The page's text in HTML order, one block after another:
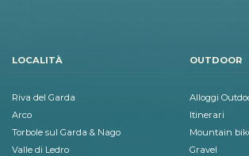
LOCALITÀ
Riva del Garda
Arco
Torbole sul Garda & Nago
Valle di Ledro
OUTDOOR
Alloggi
Itinerari
Mountain
Gravel